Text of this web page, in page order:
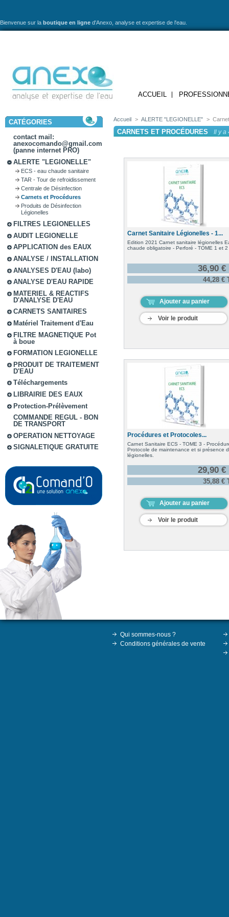
Bienvenue sur la boutique en ligne d'Anexo, analyse et expertise de l'eau.
ACCUEIL
CATÉGORIES
contact mail:
anexocomando@gmail.com
(panne internet PRO)
ALERTE "LEGIONELLE"
ECS - eau chaude sanitaire
TAR - Tour de refroidissement
Centrale de Désinfection
Carnets et Procédures
Produits de Désinfection
Légionelles
FILTRES LEGIONELLES
AUDIT LEGIONELLE
APPLICATION des EAUX
ANALYSE / INSTALLATION
ANALYSES D'EAU (labo)
ANALYSE D'EAU RAPIDE
MATERIEL & REACTIFS
D'ANALYSE D'EAU
CARNETS SANITAIRES
Matériel Traitement d'Eau
FILTRE MAGNETIQUE Pot
à boue
FORMATION LEGIONELLE
PRODUIT DE TRAITEMENT
D'EAU
Téléchargements
LIBRAIRIE DES EAUX
Protection-Prélèvement
COMMANDE REGUL - BON
DE TRANSPORT
OPERATION NETTOYAGE
SIGNALETIQUE GRATUITE
Accueil > ALERTE "LEGIONELLE" >
CARNETS ET PROCÉDURES Il y a
Carnet Sanitaire Légionelles - 1...
Edition 2021 Carnet sanitaire légionelles
chaude obligatoire - Perforé - TOME 1 et 2
36,90 €
44,28 €
Ajouter au panier
Voir le produit
Procédures et Protocoles...
Carnet Sanitaire ECS - TOME 3 -
Protocole de maintenance et si présence
légionelles.
29,90 €
35,88 €
Ajouter au panier
Voir le produit
Qui sommes-nous ?
Conditions générales de vente